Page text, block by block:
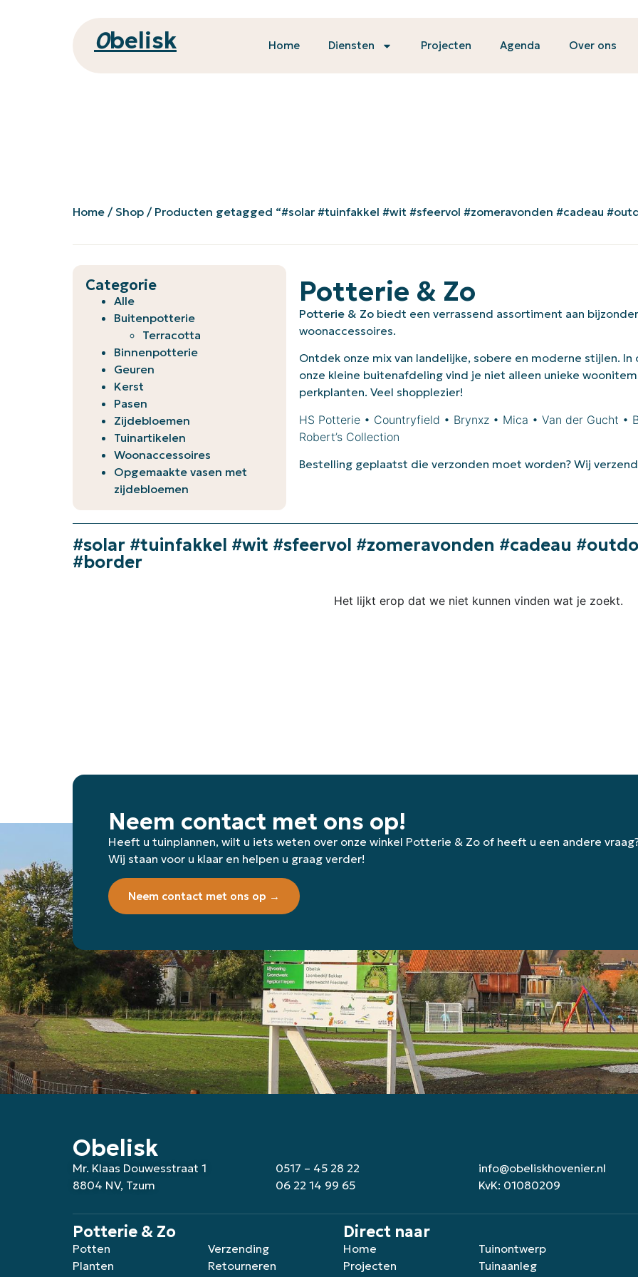
0belisk Home Diensten Projecten Agenda Over ons
Home / Shop / Producten getagged “#solar #tuinfakkel #wit #sfeervol #zomeravonden #cadeau
Categorie
Alle
Buitenpotterie
Terracotta
Binnenpotterie
Geuren
Kerst
Pasen
Zijdebloemen
Tuinartikelen
Woonaccessoires
Opgemaakte vasen met
zijdebloemen
Potterie & Zo
Potterie & Zo biedt een verrassend assortiment aan
woonaccessoires.
Ontdek onze mix van landelijke, sobere en moderne stijlen.
onze kleine buitenafdeling vind je niet alleen unieke
perkplanten. Veel shopplezier!
HS Potterie • Countryfield • Brynxz • Mica • Van der Gucht •
Robert’s Collection
Bestelling geplaatst die verzonden moet worden? Wij
#solar #tuinfakkel #wit #sfeervol #zomeravonden #cadeau
#border
Het lijkt erop dat we niet kunnen vinden wat je zoekt.
Neem contact met ons op!
Heeft u tuinplannen, wilt u iets weten over onze winkel Potterie & Zo of heeft u een andere
Wij staan voor u klaar en helpen u graag verder!
Neem contact met ons op →
Obelisk
Mr. Klaas Douwesstraat 1
8804 NV, Tzum
0517 – 45 28 22
06 22 14 99 65
info@obeliskhovenier.nl
KvK: 01080209
Potterie & Zo
Potten
Planten
Verzending
Retourneren
Direct naar
Home
Projecten
Tuinontwerp
Tuinaanleg